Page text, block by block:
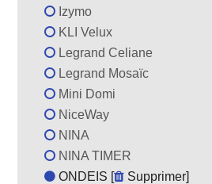
Izymo
KLI Velux
Legrand Celiane
Legrand Mosaïc
Mini Domi
NiceWay
NINA
NINA TIMER
ONDEIS [
Supprimer]